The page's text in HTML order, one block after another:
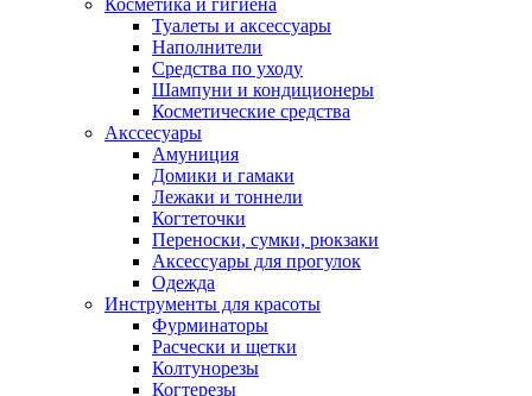
Косметика и гигиена
Туалеты и аксессуары
Наполнители
Средства по уходу
Шампуни и кондиционеры
Косметические средства
Акссесуары
Амуниция
Домики и гамаки
Лежаки и тоннели
Когтеточки
Переноски, сумки, рюкзаки
Аксессуары для прогулок
Одежда
Инструменты для красоты
Фурминаторы
Расчески и щетки
Колтунорезы
Когтерезы